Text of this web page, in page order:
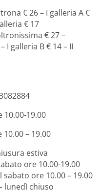
€ 26 – I galleria A €
€ 17
€ 27 –
I galleria B € 14 – II
19.00
– 19.00
estiva
ore 10.00-19.00
ore 10.00 – 19.00
lunedì chiuso